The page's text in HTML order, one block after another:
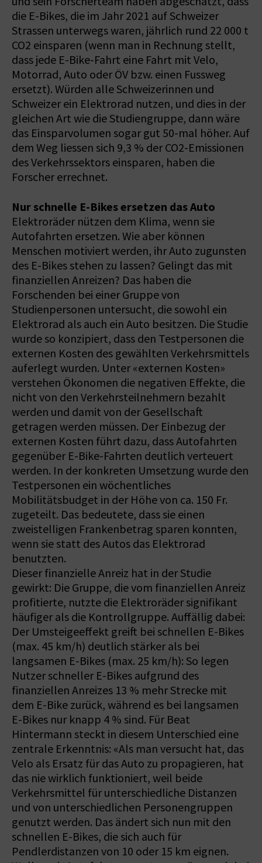
die E-Bikes, die im Jahr 2021 auf Schweizer
Strassen unterwegs waren, jährlich rund 22 000 t
CO2 einsparen (wenn man in Rechnung stellt,
dass jede E-Bike-Fahrt eine Fahrt mit Velo,
Motorrad, Auto oder ÖV bzw. einen Fussweg
ersetzt). Würden alle Schweizerinnen und
Schweizer ein Elektrorad nutzen, und dies in der
gleichen Art wie die Studiengruppe, dann wäre
das Einsparvolumen sogar gut 50-mal höher. Auf
dem Weg liessen sich 9,3 % der CO2-Emissionen
des Verkehrssektors einsparen, haben die
Forscher errechnet.
Nur schnelle E-Bikes ersetzen das Auto
Elektroräder nützen dem Klima, wenn sie
Autofahrten ersetzen. Wie aber können
Menschen motiviert werden, ihr Auto zugunsten
des E-Bikes stehen zu lassen? Gelingt das mit
finanziellen Anreizen? Das haben die
Forschenden bei einer Gruppe von
Studienpersonen untersucht, die sowohl ein
Elektrorad als auch ein Auto besitzen. Die Studie
wurde so konzipiert, dass den Testpersonen die
externen Kosten des gewählten Verkehrsmittels
auferlegt wurden. Unter «externen Kosten»
verstehen Ökonomen die negativen Effekte, die
nicht von den Verkehrsteilnehmern bezahlt
werden und damit von der Gesellschaft
getragen werden müssen. Der Einbezug der
externen Kosten führt dazu, dass Autofahrten
gegenüber E-Bike-Fahrten deutlich verteuert
werden. In der konkreten Umsetzung wurde den
Testpersonen ein wöchentliches
Mobilitätsbudget in der Höhe von ca. 150 Fr.
zugeteilt. Das bedeutete, dass sie einen
zweistelligen Frankenbetrag sparen konnten,
wenn sie statt des Autos das Elektrorad
benutzten.
Dieser finanzielle Anreiz hat in der Studie
gewirkt: Die Gruppe, die vom finanziellen Anreiz
profitierte, nutzte die Elektroräder signifikant
häufiger als die Kontrollgruppe. Auffällig dabei:
Der Umsteigeeffekt greift bei schnellen E-Bikes
(max. 45 km/h) deutlich stärker als bei
langsamen E-Bikes (max. 25 km/h): So legen
Nutzer schneller E-Bikes aufgrund des
finanziellen Anreizes 13 % mehr Strecke mit
dem E-Bike zurück, während es bei langsamen
E-Bikes nur knapp 4 % sind. Für Beat
Hintermann steckt in diesem Unterschied eine
zentrale Erkenntnis: «Als man versucht hat, das
Velo als Ersatz für das Auto zu propagieren, hat
das nie wirklich funktioniert, weil beide
Verkehrsmittel für unterschiedliche Distanzen
und von unterschiedlichen Personengruppen
genutzt werden. Das ändert sich nun mit den
schnellen E-Bikes, die sich auch für
Pendlerdistanzen von 10 oder 15 km eignen.